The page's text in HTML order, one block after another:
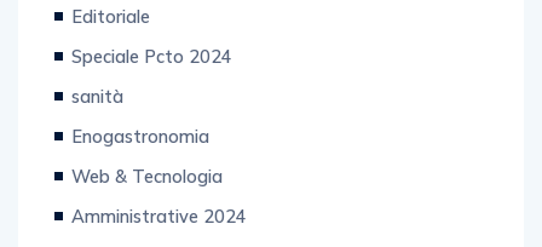
Editoriale
Speciale Pcto 2024
sanità
Enogastronomia
Web & Tecnologia
Amministrative 2024